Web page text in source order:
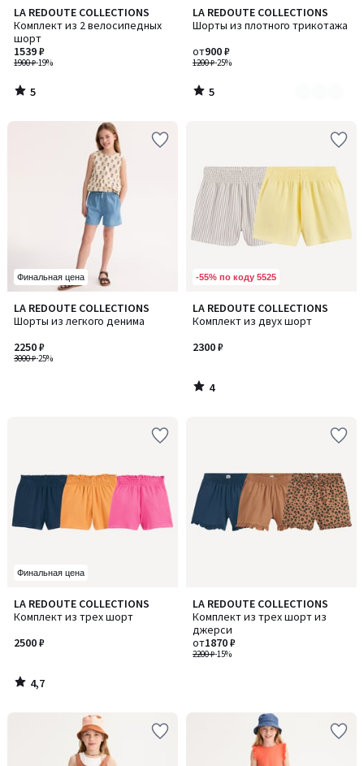
LA REDOUTE COLLECTIONS
Комплект из 2 велосипедных
шорт
1900 ₽-19%
1539 ₽
5
/
5
5
/
LA REDOUTE COLLECTIONS
Шорты из плотного трикотажа
1200 ₽-25%
от900 ₽
5
/
Количество
цветов:
5
/
Финальная цена
LA REDOUTE COLLECTIONS
Шорты из легкого денима
3000 ₽-25%
2250 ₽
-55% по коду 5525
LA REDOUTE COLLECTIONS
Комплект из двух шорт
2300 ₽
4
/
4
/
Финальная цена
LA REDOUTE COLLECTIONS
Комплект из трех шорт
2500 ₽
4,7
/ 5
4,7
/
LA REDOUTE COLLECTIONS
Комплект из трех шорт из
джерси
2200 ₽-15%
от1870 ₽